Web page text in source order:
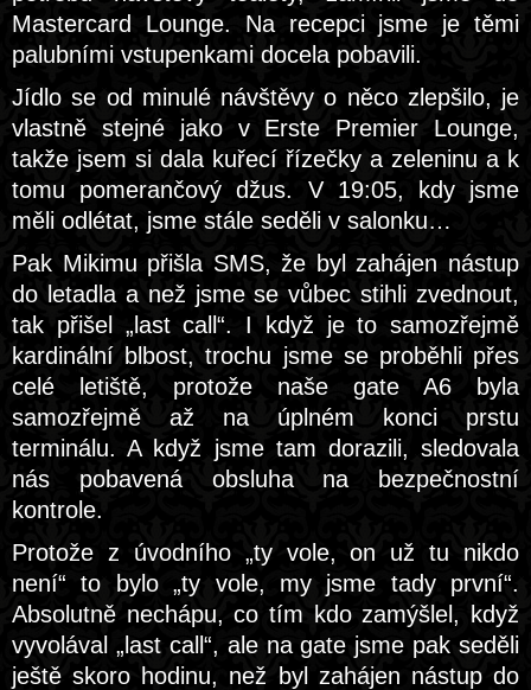
Mastercard Lounge. Na recepci jsme je těmi
palubními vstupenkami docela pobavili.
Jídlo se od minulé návštěvy o něco zlepšilo, je
vlastně stejné jako v Erste Premier Lounge,
takže jsem si dala kuřecí řízečky a zeleninu a k
tomu pomerančový džus. V 19:05, kdy jsme
měli odlétat, jsme stále seděli v salonku…
Pak Mikimu přišla SMS, že byl zahájen nástup
do letadla a než jsme se vůbec stihli zvednout,
tak přišel „last call“. I když je to samozřejmě
kardinální blbost, trochu jsme se proběhli přes
celé letiště, protože naše gate A6 byla
samozřejmě až na úplném konci prstu
terminálu. A když jsme tam dorazili, sledovala
nás pobavená obsluha na bezpečnostní
kontrole.
Protože z úvodního „ty vole, on už tu nikdo
není“ to bylo „ty vole, my jsme tady první“.
Absolutně nechápu, co tím kdo zamýšlel, když
vyvolával „last call“, ale na gate jsme pak seděli
ještě skoro hodinu, než byl zahájen nástup do